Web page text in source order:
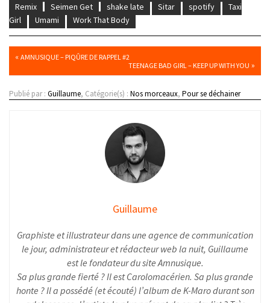
Remix
Seimen Get shake late Sitar spotify
Taxi
Girl
Umami Work That Body
« AMNUSIQUE – PIQÛRE DE RAPPEL #2
TEENAGE BAD GIRL – KEEP UP WITH YOU »
Publié par : Guillaume, Catégorie(s) : Nos morceaux, Pour se déchainer
Guillaume
Graphiste et illustrateur dans une agence de communication
le jour, administrateur et rédacteur web la nuit, Guillaume
est le fondateur du site Amnusique.
Sa plus grande fierté ? Il est Carolomacérien. Sa plus grande
honte ? Il a possédé (et écouté) l’album de K-Maro durant son